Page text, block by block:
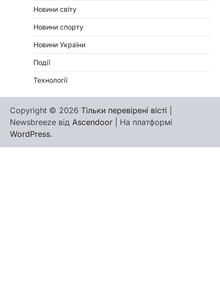
Новини світу
Новини спорту
Новини України
Події
Технології
Copyright © 2026 Тільки перевірені вісті
Newsbreeze від Ascendoor | На платформі
WordPress.